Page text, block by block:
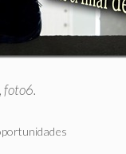
,foto6.